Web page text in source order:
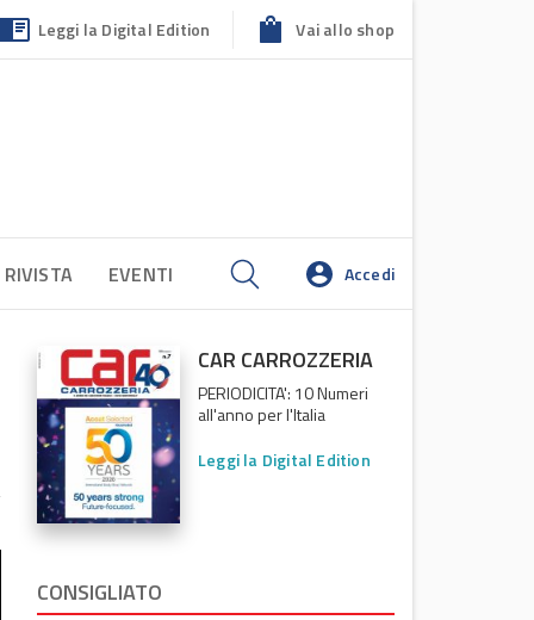
Leggi la Digital Edition Vai allo shop
EVENTI Accedi
CAR CARROZZERIA
PERIODICITA': 10 Numeri
all'anno per l'Italia
Leggi la Digital Edition
CONSIGLIATO